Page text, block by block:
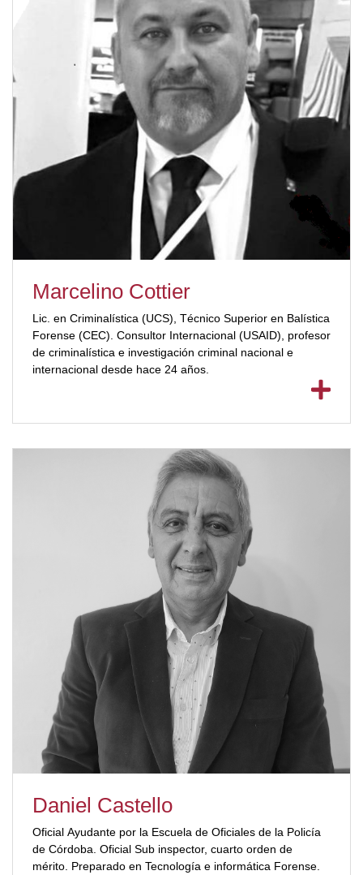
Criminalística y Medicina Legal (Misiones, julio 2017);
Premio “Remo Bergoglio” compromiso y solidaridad,
(2011).[/ubp_show_more]
Marcelino Cottier
Lic. en Criminalística (UCS), Técnico Superior en Balística
Forense (CEC). Consultor Internacional (USAID), profesor
de criminalística e investigación criminal nacional e
internacional desde hace 24 años.
Daniel Castello
Oficial Ayudante por la Escuela de Oficiales de la Policía
de Córdoba. Oficial Sub inspector, cuarto orden de
mérito. Preparado en Tecnología e informática Forense.